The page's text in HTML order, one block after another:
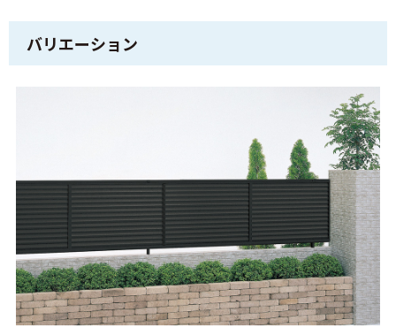
バリエーション